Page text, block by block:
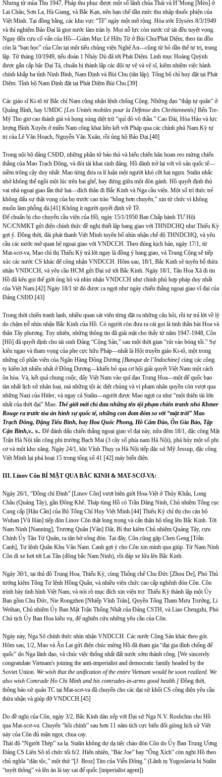
Nhưng từ mùa Thu 1947, Pháp thu phục được một số lãnh chúa Thái và H’Mong [Mèo] ở
Lai Châu, Sơn La, Hà Giang, và Bắc Kạn, nên hạn chế dần mức thu nhập thuốc phiện của
Việt Minh. Tại đồng bằng, các khu vực “Tề” ngày một mở rộng. Hòa ước Elysées 8/3/1949
và thí nghiệm Bảo Đại là giọt nước làm tràn ly. Mọi nỗ lực còn nước cứ tát đều tuyệt vọng.
Ngay đến cựu cố vấn của Hồ—Giám Mục Lê Hữu Từ ở Bùi Chu/Phát Diệm, theo tin đồn
còn là “bạn học” của Côn tại một tiểu chủng viện Nghệ An—cũng từ bỏ dần thế tự trị, trung
lập. Từ tháng 10/1949, tiểu đoàn 1 Nhảy Dù đã tới Phát Diệm. Linh mục Hoàng Quỳnh
được gắn cấp bậc Đại Tá, chuẩn bị thành lập các đội tự vệ và vệ sĩ, kiêm nhiệm việc hành
chính khắp ba tỉnh Ninh Bình, Nam Định và Bùi Chu (tân lập). Tổng bộ chỉ huy đặt tại Phát
Diệm. Tỉnh bộ Nam Định đặt tại Phát Diệm Bùi Chu. [39]
Các giáo sĩ Ki-tô từ Bắc chí Nam cũng nhận lệnh chống Cộng. Những đạo “thập tự quân” ở
Quảng Bình, hay UMDC [Les Unités mobiles pour la Défense des Chrétiennetés] Bến Tre-
Mỹ Tho giơ cao thánh giá và họng súng diệt trừ “quỉ đỏ vô thần.” Cao Đài, Hòa Hảo và lực
lượng Bình Xuyên ở miền Nam công khai liên kết với Pháp qua các chính phủ Nam Kỳ tự
trị của Lê Văn Hoạch, Nguyễn Văn Xuân, rồi ủng hộ Bảo Đại. [40]
Trong nội bộ đảng CSĐD, những phần tử bảo thủ và hiếu chiến hân hoan reo mừng chiến
thắng của Mao Trạch Đông, và đòi tái khai sinh đảng. Hồ đành trở lại với vô sản quốc tế—
niềm trông cậy duy nhất: Mao từng đưa ra lí luận một người khó cỡi hai ngựa. Stalin nhắc
nhở không thể ngồi một lúc trên hai ghế, hay đứng giữa một đòn gánh. Hồ quyết định thủ
vai nhà ngoại giao lần thứ hai—đích thân đi Bắc Kinh và Nga cầu viện. Một số trí thức trẻ
không dấu sự thật vọng của họ trước cao trào “hồng hơn chuyên,” xin từ chức vì không
muốn làm phỗng đá. [41] Không ít người quyết định về Tề.
Để chuẩn bị cho chuyến cầu viện của Hồ, ngày 15/1/1950 Ban Chấp hành TƯ Hội
NC/CNMKT gửi điện chính thức đề nghị thiết lập bang giao với THNDCHQ như Thiếu Kỳ
gợi ý. Đồng thời, đài phát thanh Việt Minh tuyên bố nhìn nhận chế độ THNDCHQ, và yêu
cầu các nước mở quan hệ ngoại giao với VNDCCH. Theo đúng kịch bản, ngày 17/1, từ
Mat-scơ-va, Mao chỉ thị Thiếu Kỳ trả lời ngay là đồng ý bang giao, và Trung Cộng sẽ tiếp
xúc các nước CS khác để công nhận VNDCCH. Hôm sau, 18/1, Bắc Kinh sẽ tuyên bố thừa
nhận VNDCCH, và yêu cầu HCM gửi Đại sứ tới Bắc Kinh. Ngày 18/1, Tân Hoa Xã đi tin
Hồ đã kêu gọi thế giới ủng hộ và nhìn nhận VNDCCH như chính phủ hợp pháp duy nhất
của Việt Nam. [42] Ngày 18/1 từ đó được ca ngợi như ngày chiến thắng ngoại giao vĩ đại của
Đảng CSĐD. [43]
Trong thời chiến tranh lạnh, nhiều quan sát viên từng đặt ra những câu hỏi, rồi tự trả lời về lý
do chậm trễ nhìn nhận Bắc Kinh của Hồ. Có người còn đưa ra cái gọi là tinh thần bài Hoa và
thân Tây phương. Tuy nhiên, những thông tin đã giải mật cho thấy từ năm 1947-1948, Côn
[Hồ] đã quyết định cho tái sinh Đảng “Cộng Sản,” sau một thời gian “rút vào bóng tối.” Sự
kiêu ngạo và tham vọng của phe cực hữu Pháp—nhất là Hội truyền giáo Ki-tô, một trong
những cổ phần viên của Ngân Hàng Đông Dương [Banque de l’Indochine] cùng các công
ty kiếm lợi nhiều nhất ở Đông Dương—khiến bỏ qua cơ hội giải quyết Việt Nam một cách
ôn hòa. Và, kết quả chung cuộc, đẩy Việt Nam vào quĩ đạo Trung Hoa—một đế quốc bạo
tàn nhất lịch sử nhân loại, mà những tội ác diệt chủng và vi phạm nhân quyền còn vượt qua
những Nazi của Hitler, và ngay cả Stalin—người được Mao ngợi ca như “một thiên tài lớn
nhất của thời đại” Mao. Thế giới mới chỉ đưa những tên tội phạm chiến tranh nhỏ Khmer
Rouge ra trước tòa án hình sự quốc tế, những con đom đóm so với “mặt trời” Mao
Trạch Đông, Đặng Tiểu Bình, hay Hoa Quốc Phong, Hồ Cẩm Đào, Ôn Gia Bảo, Tập
Cận Bình,v.. v.. Để đánh dấu chiến thắng ngoại giao vĩ đại này, nửa đêm 18/1, đặc công Mặt
Trận Hà Nội tấn công phi trường Bạch Mai (3 cây số phía nam Hà Nội), phá hủy một số phi
cơ và một kho xăng. Ngày 24/1, khi Vĩnh Thụy ra Hà Nội tiếp đặc sứ Mỹ Jessup, đặc công
Việt Minh lại phá hoại 15 trong tổng số 41 [42] máy biến điện.
III. Linov Côn BÍ MẬT QUA BẮC KINH & MAT-SCƠ-VA:
Ngày 26/1, “Đồng chí Đinh” [Linov Côn] vượt biên giới Hoa-Việt ở Thủy Khẩu, Long
Châu (Quảng Tây), gần Đông Khê. Tháp tùng Hồ có Trần Đăng Ninh, Chủ nhiệm Tổng cục
Cung cấp [Hậu Cần] của Bộ Tổng Chỉ Huy Việt Minh. [44] Thiếu Kỳ chỉ thị cho cán bộ
Wuhan [Vũ Hán] tiếp đón Linov Côn thật long trọng và cẩn thận hộ tống lên Bắc Kinh. Tới
Nam Ninh [Nanning], Trương Quân [Vân] Dật, Bí thư kiêm Chủ nhiệm Quảng Tây, cựu
Chính Ủy Tân Tứ Quân, ra tận bờ sông đón. Tại đây, Côn cũng gặp Chen Geng [Trần
Canh], Tư lệnh Quân Khu Vân Nam. Canh gợi ý cho Côn xin mình qua giúp. Từ Nam Ninh
Côn đi xe hơi tới Lai Tân (đông bắc Nam Ninh), rồi đáp xe lửa lên Bắc Kinh.
Ngày 30/1, tại thủ đô Trung Hoa, Thiếu Kỳ, cùng Thống chế Chu Đức [Zhou De], Phó Thủ
tướng kiêm Tổng Tư lệnh Hồng Quân, và nhiều viên chức cao cấp nghênh đón Côn. Côn
trình bày tình hình Việt Nam, và nói rõ mục đích xin viện trợ. Thiếu Kỳ thành lập một Ủy
Ban gồm Chu Đức, Nie Rongzhen [Nhiếp Vĩnh Trân], Quyền Tổng Tham Mưu Trưởng, Li
Weihan, Chủ nhiệm Ủy Ban Mặt Trận Thống Nhất của Đảng CSTH, và Liao Chengzhi, Phó
Chủ tịch Ủy Ban Hoa kiều vụ, để nghiên cứu những yêu cầu của Côn.
Ngày này, Nga Sô chính thức nhìn nhận VNDCCH. Các nước Cộng Sản khác theo gót.
Hôm sau, 1/2, Mao và Ân Lai gửi điện chúc mừng Hồ đã tham gia “đại gia đình chống đế
quốc” do Nga lãnh đạo, và chúc việc thống nhất đất nước sớm thành công. [We sincerely
congratulate Vietnam's joining the anti-imperialist and democratic family headed by the
Soviet Union. We wish that the unification of the entire Vietnam would be soon realized. We
also wish Comrade Ho Chi Minh and his comrades-in-arms good health.] Đồng thời,
thông báo sứ quán TC tại Mat-scơ-va đã chuyển cho các đại sứ khối CS công điện yêu cầu
thừa nhận và giúp đỡ VNDCCH. [45]
Do đề nghị của Côn, ngày 3/2, Bắc Kinh dàn xếp với Đại sứ Nga N.V. Roshchin cho Hồ
qua Mat-scơ-va. Chuyến “hồi chính” sau hơn 11 năm tích cực biến đổi giòng lịch sử Việt
này của Côn đủ mặn ngọt, chua cay.
Thái độ “Người Thép” xa lạ. Stalin không dự dạ tiệc chào đón Côn do Ủy Ban Trung Ương
Đảng CS Liên Sô tổ chức tối 6/2. Hiển nhiên, “Bác Joe” hay “Ông Xích” còn nghi Hồ theo
chủ nghĩa “dân tộc,” một thứ “[J. Broz] Tito của Viễn Đông.” (Lãnh tụ Yugoslavia bị Stalin
“tuyệt thông” và lên án là tay sai đế quốc [imperialist agent])